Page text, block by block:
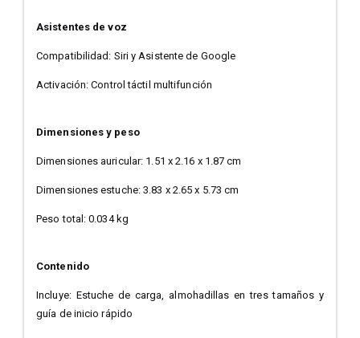
Asistentes de voz
Compatibilidad: Siri y Asistente de Google
Activación: Control táctil multifunción
Dimensiones y peso
Dimensiones auricular: 1.51 x 2.16 x 1.87 cm
Dimensiones estuche: 3.83 x 2.65 x 5.73 cm
Peso total: 0.034 kg
Contenido
Incluye: Estuche de carga, almohadillas en tres tamaños y
guía de inicio rápido